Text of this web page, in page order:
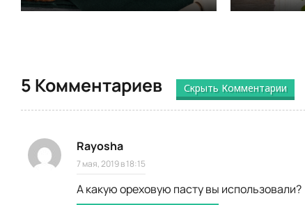
5 Комментариев Скрыть Комментарии
Rayosha
7 мая, 2019 в 18:15
А какую ореховую пасту вы использовали?